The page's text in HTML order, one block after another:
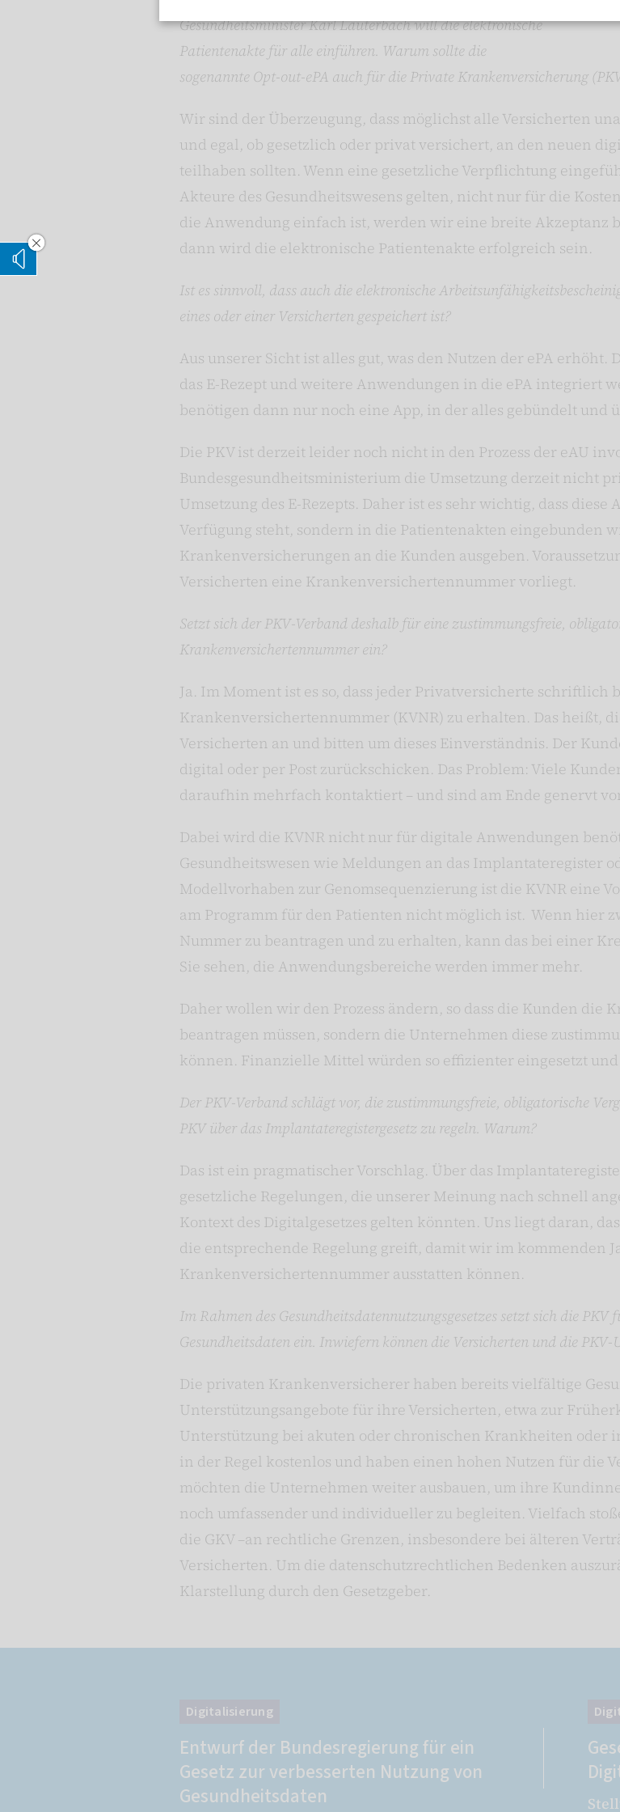
Gesundheitsminister Karl Lauterbach will die elektronische
Patientenakte für alle einführen. Warum sollte die
sogenannte Opt-out-ePA auch für die Private Krankenversicherung
Wir sind der Überzeugung, dass möglichst alle Versicherten
und egal, ob gesetzlich oder privat versichert, an den neuen
teilhaben sollten. Wenn eine gesetzliche Verpflichtung
Akteure des Gesundheitswesens gelten, nicht nur für die
die Anwendung einfach ist, werden wir eine breite Akzeptanz
dann wird die elektronische Patientenakte erfolgreich sein.
Ist es sinnvoll, dass auch die elektronische
eines oder einer Versicherten gespeichert ist?
Aus unserer Sicht ist alles gut, was den Nutzen der ePA
das E-Rezept und weitere Anwendungen in die ePA integriert
benötigen dann nur noch eine App, in der alles gebündelt und
Die PKV ist derzeit leider noch nicht in den Prozess der eAU
Bundesgesundheitsministerium die Umsetzung derzeit nicht
Umsetzung des E-Rezepts. Daher ist es sehr wichtig, dass
Verfügung steht, sondern in die Patientenakten eingebunden
Krankenversicherungen an die Kunden ausgeben.
Versicherten eine Krankenversichertennummer vorliegt.
Setzt sich der PKV-Verband deshalb für eine zustimmungsfreie,
Krankenversichertennummer ein?
Ja. Im Moment ist es so, dass jeder Privatversicherte schriftlich
Krankenversichertennummer (KVNR) zu erhalten. Das heißt,
Versicherten an und bitten um dieses Einverständnis. Der
digital oder per Post zurückschicken. Das Problem: Viele
daraufhin mehrfach kontaktiert – und sind am Ende genervt
Dabei wird die KVNR nicht nur für digitale Anwendungen
Gesundheitswesen wie Meldungen an das Implantateregister
Modellvorhaben zur Genomsequenzierung ist die KVNR eine
am Programm für den Patienten nicht möglich ist. Wenn hier
Nummer zu beantragen und zu erhalten, kann das bei einer
Sie sehen, die Anwendungsbereiche werden immer mehr.
Daher wollen wir den Prozess ändern, so dass die Kunden
beantragen müssen, sondern die Unternehmen diese
können. Finanzielle Mittel würden so effizienter eingesetzt
Der PKV-Verband schlägt vor, die zustimmungsfreie, obligatorische
PKV über das Implantateregistergesetz zu regeln. Warum?
Das ist ein pragmatischer Vorschlag. Über das
gesetzliche Regelungen, die unserer Meinung nach schnell
Kontext des Digitalgesetzes gelten könnten. Uns liegt daran,
die entsprechende Regelung greift, damit wir im kommenden
Krankenversichertennummer ausstatten können.
Im Rahmen des Gesundheitsdatennutzungsgesetzes setzt sich die
Gesundheitsdaten ein. Inwiefern können die Versicherten und die
Die privaten Krankenversicherer haben bereits vielfältige
Unterstützungsangebote für ihre Versicherten, etwa zur
Unterstützung bei akuten oder chronischen Krankheiten oder
in der Regel kostenlos und haben einen hohen Nutzen für die
möchten die Unternehmen weiter ausbauen, um ihre
noch umfassender und individueller zu begleiten. Vielfach
die GKV –an rechtliche Grenzen, insbesondere bei älteren
Versicherten. Um die datenschutzrechtlichen Bedenken
Klarstellung durch den Gesetzgeber.
Digitalisierung
Entwurf der Bundesregierung für ein
Gesetz zur verbesserten Nutzung von
Gesundheitsdaten
Vorleseoption verstecken
Vorlesen